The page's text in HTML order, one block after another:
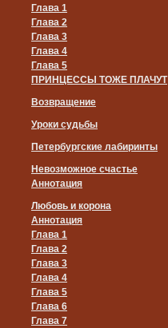
Глава 1
Глава 2
Глава 3
Глава 4
Глава 5
ПРИНЦЕССЫ ТОЖЕ ПЛАЧУТ
Возвращение
Уроки судьбы
Петербургские лабиринты
Невозможное счастье
Аннотация
Любовь и корона
Аннотация
Глава 1
Глава 2
Глава 3
Глава 4
Глава 5
Глава 6
Глава 7